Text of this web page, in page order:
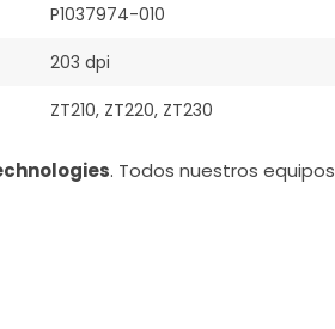
P1037974-010
203 dpi
ZT210, ZT220, ZT230
. Todos nuestros